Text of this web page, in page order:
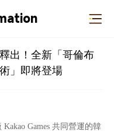
出！全新「哥倫布
」即將登場
Games 共同營運的韓